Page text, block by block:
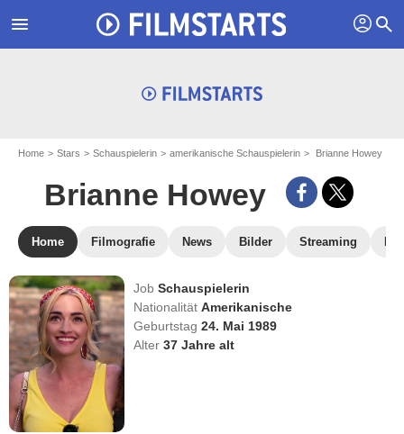
menu profil search
Home Stars Schauspielerin amerikanische Schauspielerin Brianne Howey
Brianne Howey
Home Filmografie News Bilder Streaming
JobSchauspielerin
NationalitätAmerikanische
Geburtstag24. Mai 1989
Alter37 Jahre alt